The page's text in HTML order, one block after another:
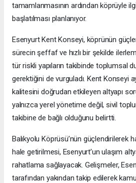
tamamlanmasının ardından köprüyle
başlatılması planlanıyor.
Esenyurt Kent Konseyi, köprünün
sürecin şeffaf ve hızlı bir şekilde
tür riskli yapıların takibinde toplumsal
gerektiğini de vurguladı. Kent Konseyi
kalitesini doğrudan etkileyen altyapı
yalnızca yerel yönetime değil, sivil
takibine de bağlı olduğunu belirtti.
Balıkyolu Köprüsü’nün güçlendirilerek
hale getirilmesi, Esenyurt’un ulaşım
rahatlama sağlayacak. Gelişmeler,
tarafından yakından takip edilerek